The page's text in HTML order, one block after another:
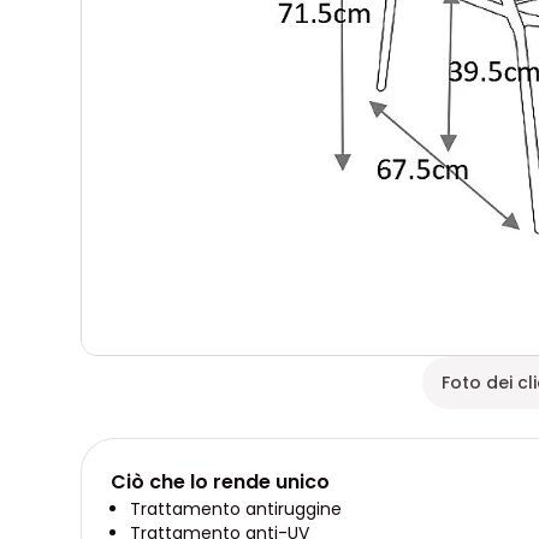
Foto dei
Ciò che lo rende unico
Trattamento antiruggine
Trattamento anti-UV